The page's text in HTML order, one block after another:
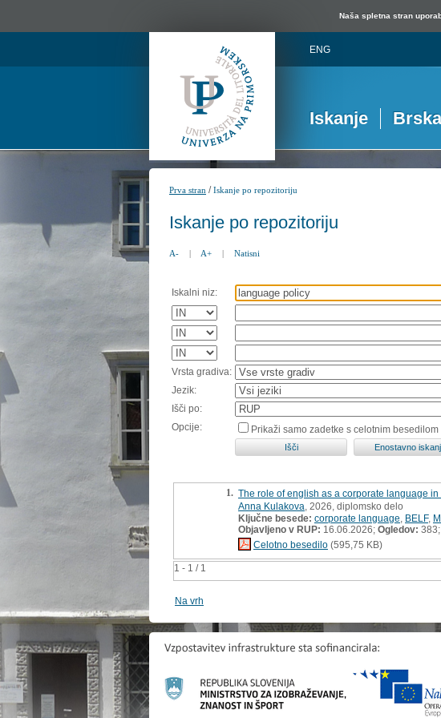
Naša spletna stran
ENG
Iskanje
Prva stran /Iskanje po repozitoriju
Iskanje po repozitoriju
A- | A+ | Natisni
Iskalni niz:
Vrsta gradiva:
Jezik:
Išči po:
Opcije:
Prikaži samo zadetke s celotnim besedilom
1 - 1 / 1
1. The role of english as a corporate language
Anna Kulakova , 2026, diplomsko delo
Ključne besede: corporate language BELF,
Objavljeno v RUP: 16.06.2026; Ogledov: 383;
Celotno besedilo (595,75 KB)
Na vrh